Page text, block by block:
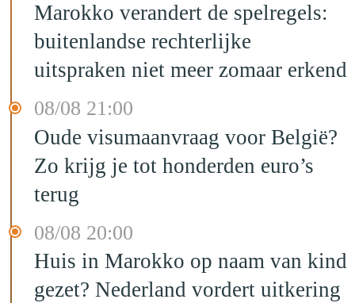
Marokko verandert de spelregels:
buitenlandse rechterlijke
uitspraken niet meer zomaar erkend
08/08 21:00
Oude visumaanvraag voor België?
Zo krijg je tot honderden euro’s
terug
08/08 20:00
Huis in Marokko op naam van kind
gezet? Nederland vordert uitkering